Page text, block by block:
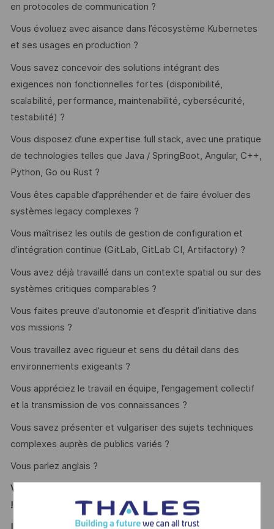
en protocoles de communication ?
Vous évoluez avec aisance dans l’écosystème Kubernetes
et ses usages en production ?
Vous savez concevoir des solutions intégrant des
exigences non fonctionnelles fortes (disponibilité,
scalabilité, performance, maintenabilité, cybersécurité,
testabilité) ?
Vous disposez d’une expertise full stack, avec une pratique
de technologies telles que Java / SpringBoot, Angular, C++,
Python, Go ou Rust ?
Vous êtes capable d’appréhender et de faire évoluer des
systèmes legacy complexes ?
Vous maîtrisez les outils de gestion de configuration et
d’intégration continue (GitLab, GitLab CI, Artifactory) ?
Vous avez déjà travaillé dans un contexte spatial ou sur des
systèmes critiques comparables ?
Vous faites preuve d’autonomie et d’esprit d’initiative dans
vos missions ?
Vous travaillez avec rigueur et sens du détail dans des
environnements exigeants ?
Vous appréciez le travail en équipe, l’engagement collectif
et la transmission de vos connaissances ?
Vous savez présenter et vulgariser des sujets techniques
complexes auprès de publics variés ?
Vous parlez anglais ?
Vous vous reconnaissez ? Alors ce poste est fait pour vous
!